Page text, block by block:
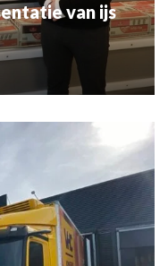
van ijs